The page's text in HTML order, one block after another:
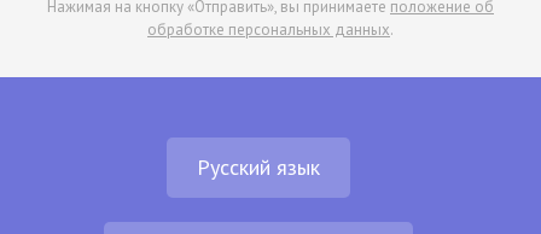
Нажимая на кнопку «Отправить», вы принимаете положение об
обработке персональных данных.
Русский язык